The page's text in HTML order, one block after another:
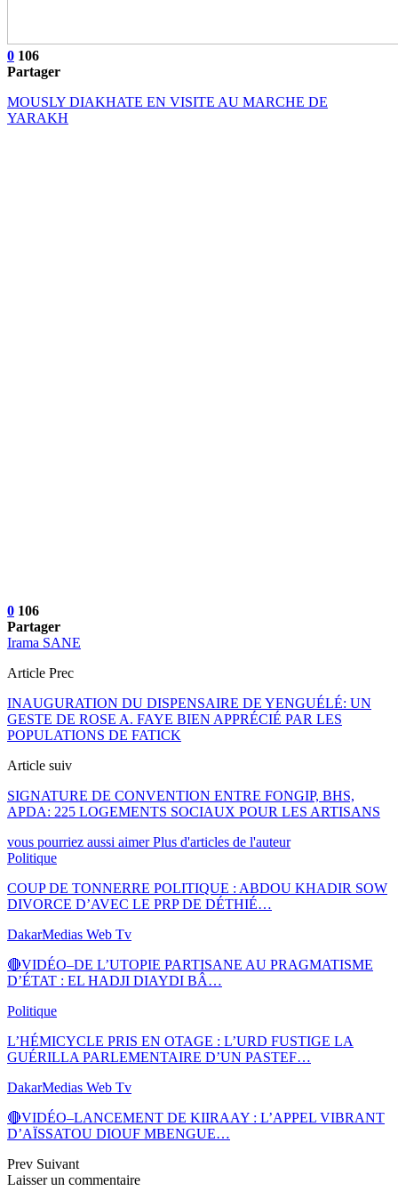
0 106
Partager
MOUSLY DIAKHATE EN VISITE AU MARCHE DE
YARAKH
0 106
Partager
Irama SANE
Article Prec
INAUGURATION DU DISPENSAIRE DE YENGUÉLÉ: UN
GESTE DE ROSE A. FAYE BIEN APPRÉCIÉ PAR LES
POPULATIONS DE FATICK
Article suiv
SIGNATURE DE CONVENTION ENTRE FONGIP, BHS,
APDA: 225 LOGEMENTS SOCIAUX POUR LES ARTISANS
vous pourriez aussi aimer Plus d'articles de l'auteur
Politique
COUP DE TONNERRE POLITIQUE : ABDOU KHADIR SOW
DIVORCE D’AVEC LE PRP DE DÉTHIÉ…
DakarMedias Web Tv
🔴VIDÉO–DE L’UTOPIE PARTISANE AU PRAGMATISME
D’ÉTAT : EL HADJI DIAYDI BÂ…
Politique
L’HÉMICYCLE PRIS EN OTAGE : L’URD FUSTIGE LA
GUÉRILLA PARLEMENTAIRE D’UN PASTEF…
DakarMedias Web Tv
🔴VIDÉO–LANCEMENT DE KIIRAAY : L’APPEL VIBRANT
D’AÏSSATOU DIOUF MBENGUE…
Prev Suivant
Laisser un commentaire